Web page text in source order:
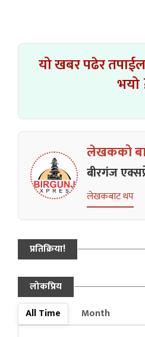
यो खबर पढेर
भयो
लेखकको
बीरगंज
लेखकबाट थप
प्रतिक्रिया!
लोकप्रिय
All Time
Month